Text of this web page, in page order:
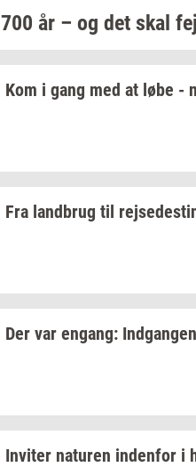
700 år – og det skal
Kom i gang med at løbe -
Fra land­brug til
Der var en­gang: Ind­gan­gen
In­vi­ter na­tu­ren in­den­for i